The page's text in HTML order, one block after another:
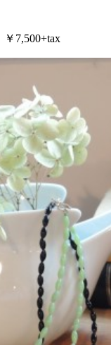
7,500+tax